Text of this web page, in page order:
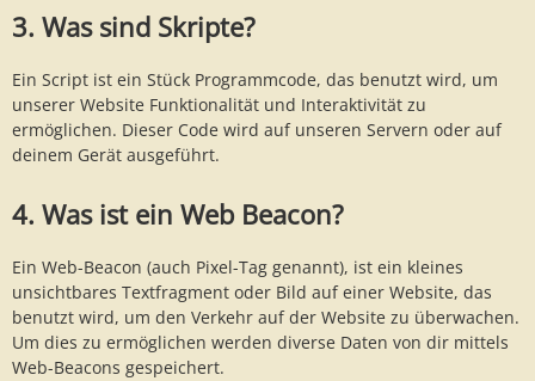
3. Was sind Skripte?
Ein Script ist ein Stück Programmcode, das benutzt wird, um
unserer Website Funktionalität und Interaktivität zu
ermöglichen. Dieser Code wird auf unseren Servern oder auf
deinem Gerät ausgeführt.
4. Was ist ein Web Beacon?
Ein Web-Beacon (auch Pixel-Tag genannt), ist ein kleines
unsichtbares Textfragment oder Bild auf einer Website, das
benutzt wird, um den Verkehr auf der Website zu überwachen.
Um dies zu ermöglichen werden diverse Daten von dir mittels
Web-Beacons gespeichert.